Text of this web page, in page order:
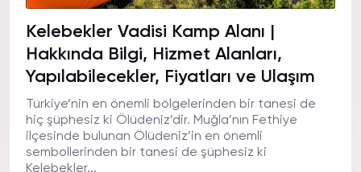
Kelebekler Vadisi Kamp Alanı |
Hakkında Bilgi, Hizmet Alanları,
Yapılabilecekler, Fiyatları ve Ulaşım
Türkiye’nin en önemli bölgelerinden bir tanesi de
hiç şüphesiz ki Ölüdeniz’dir. Muğla’nın Fethiye
ilçesinde bulunan Ölüdeniz’in en önemli
sembollerinden bir tanesi de şüphesiz ki
Kelebekler...